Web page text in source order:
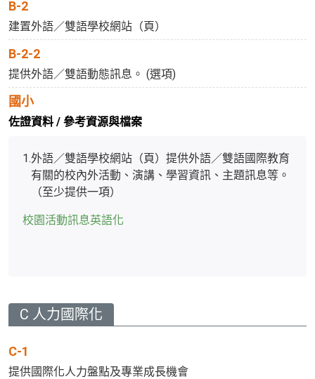
B-2
建置外語／雙語學校網站（頁）
B-2-2
提供外語／雙語動態訊息。 (選項)
國小
佐證資料 / 參考資源與檔案
1.外語／雙語學校網站（頁）提供外語／雙語國際教育
有關的校內外活動、演講、學習資訊、主題訊息等。
（至少提供一項）
校園活動訊息英語化
C 人力國際化
C-1
提供國際化人力盤點及專業成長機會